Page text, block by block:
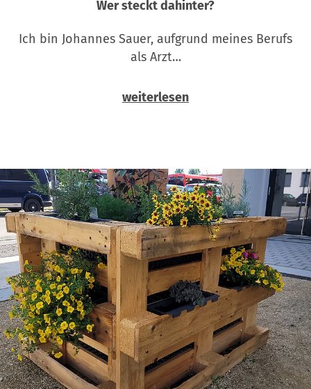
Wer steckt dahinter?
Ich bin Johannes Sauer, aufgrund meines Berufs
als Arzt…
weiterlesen